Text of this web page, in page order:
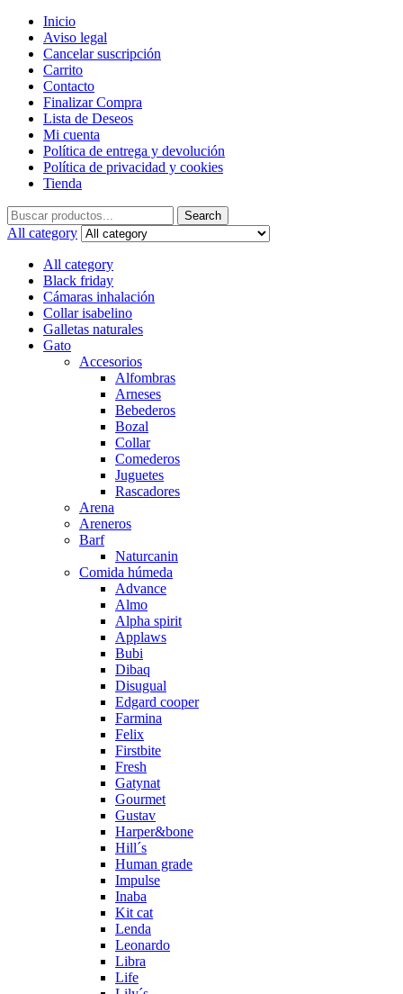
Inicio
Aviso legal
Cancelar suscripción
Carrito
Contacto
Finalizar Compra
Lista de Deseos
Mi cuenta
Política de entrega y devolución
Política de privacidad y cookies
Tienda
Search
for:
Search
All category
All category
Black friday
Cámaras inhalación
Collar isabelino
Galletas naturales
Gato
Accesorios
Alfombras
Arneses
Bebederos
Bozal
Collar
Comederos
Juguetes
Rascadores
Arena
Areneros
Barf
Naturcanin
Comida húmeda
Advance
Almo
Alpha spirit
Applaws
Bubi
Dibaq
Disugual
Edgard cooper
Farmina
Felix
Firstbite
Fresh
Gatynat
Gourmet
Gustav
Harper&bone
Hill´s
Human grade
Impulse
Inaba
Kit cat
Lenda
Leonardo
Libra
Life